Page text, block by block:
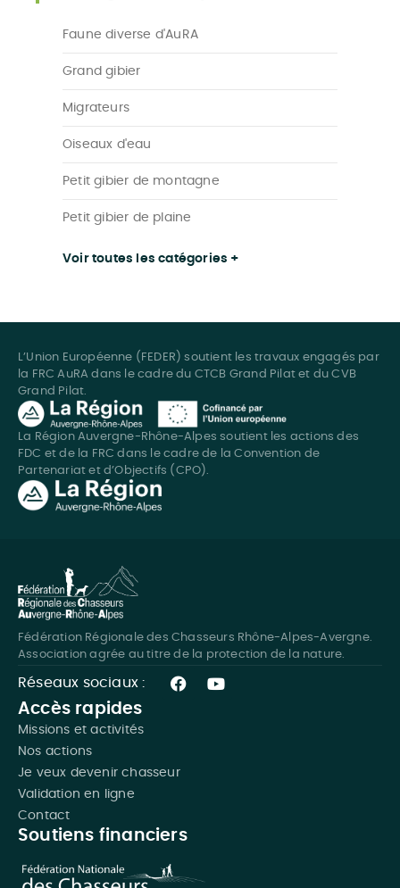
Faune diverse d'AuRA
Grand gibier
Migrateurs
Oiseaux d'eau
Petit gibier de montagne
Petit gibier de plaine
Voir toutes les catégories +
L’Union Européenne (FEDER) soutient les travaux engagés par
la FRC AuRA dans le cadre du CTCB Grand Pilat et du CVB
Grand Pilat.
La Région Auvergne-Rhône-Alpes soutient les actions des
FDC et de la FRC dans le cadre de la Convention de
Partenariat et d’Objectifs (CPO).
Fédération Régionale des Chasseurs Rhône-Alpes-Avergne.
Association agrée au titre de la protection de la nature.
Réseaux sociaux :
Accès rapides
Missions et activités
Nos actions
Je veux devenir chasseur
Validation en ligne
Contact
Soutiens financiers